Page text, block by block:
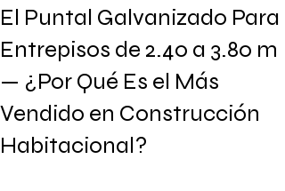
El Puntal Galvanizado Para
Entrepisos de 2.40 a 3.80 m
— ¿Por Qué Es el Más
Vendido en Construcción
Habitacional?